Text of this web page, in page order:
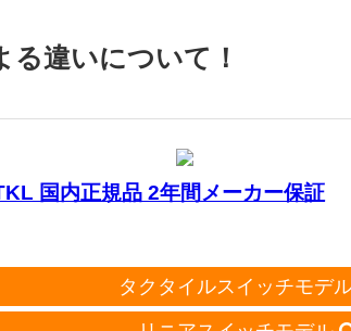
る違いについて！
国内正規品 2年間メーカー保証
タクタイルスイッチモデ